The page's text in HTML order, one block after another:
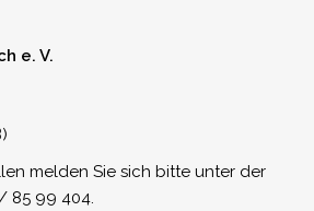
e. V.
melden Sie sich bitte unter der
85 99 404.